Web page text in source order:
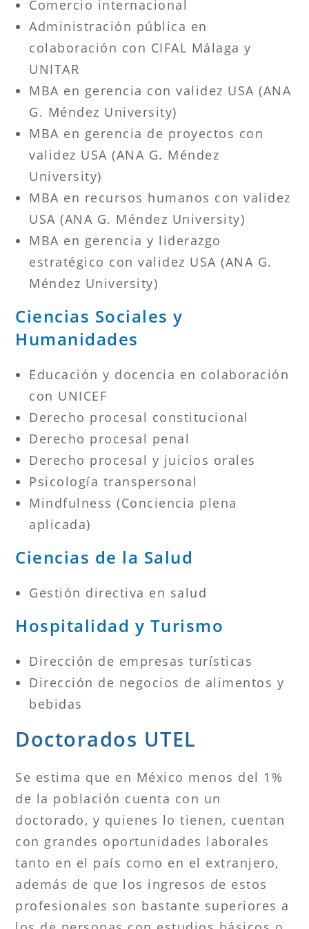
Comercio internacional
Administración pública en
colaboración con CIFAL Málaga y
UNITAR
MBA en gerencia con validez USA (ANA
G. Méndez University)
MBA en gerencia de proyectos con
validez USA (ANA G. Méndez
University)
MBA en recursos humanos con validez
USA (ANA G. Méndez University)
MBA en gerencia y liderazgo
estratégico con validez USA (ANA G.
Méndez University)
Ciencias Sociales y
Humanidades
Educación y docencia en colaboración
con UNICEF
Derecho procesal constitucional
Derecho procesal penal
Derecho procesal y juicios orales
Psicología transpersonal
Mindfulness (Conciencia plena
aplicada)
Ciencias de la Salud
Gestión directiva en salud
Hospitalidad y Turismo
Dirección de empresas turísticas
Dirección de negocios de alimentos y
bebidas
Doctorados UTEL
Se estima que en México menos del 1%
de la población cuenta con un
doctorado, y quienes lo tienen, cuentan
con grandes oportunidades laborales
tanto en el país como en el extranjero,
además de que los ingresos de estos
profesionales son bastante superiores a